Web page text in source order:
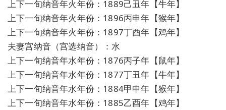
上下一旬纳音年火年份：1889己丑年【牛年】
上下一旬纳音年火年份：1896丙申年【猴年】
上下一旬纳音年火年份：1897丁酉年【鸡年】
夫妻宫纳音（宫选纳音）：水
上下一旬纳音年水年份：1876丙子年【鼠年】
上下一旬纳音年水年份：1877丁丑年【牛年】
上下一旬纳音年水年份：1884甲申年【猴年】
上下一旬纳音年水年份：1885乙酉年【鸡年】